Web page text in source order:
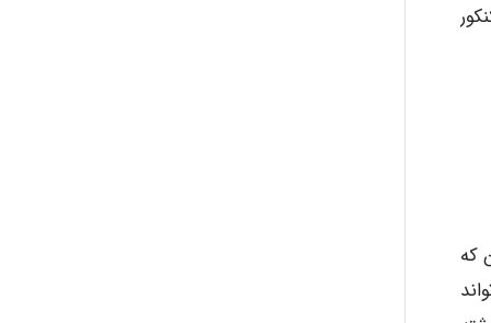
که